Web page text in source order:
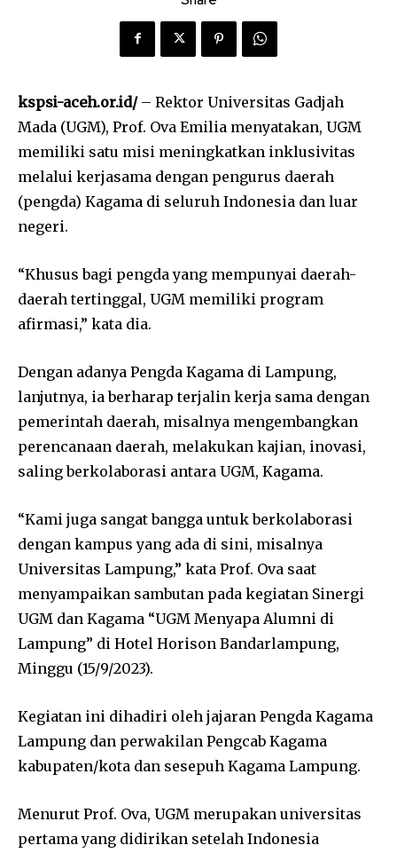
kspsi-aceh.or.id/– Rektor Universitas Gadjah
Mada (UGM), Prof. Ova Emilia menyatakan, UGM
memiliki satu misi meningkatkan inklusivitas
melalui kerjasama dengan pengurus daerah
(pengda) Kagama di seluruh Indonesia dan luar
negeri.
“Khusus bagi pengda yang mempunyai daerah-
daerah tertinggal, UGM memiliki program
afirmasi,” kata dia.
Dengan adanya Pengda Kagama di Lampung,
lanjutnya, ia berharap terjalin kerja sama dengan
pemerintah daerah, misalnya mengembangkan
perencanaan daerah, melakukan kajian, inovasi,
saling berkolaborasi antara UGM, Kagama.
“Kami juga sangat bangga untuk berkolaborasi
dengan kampus yang ada di sini, misalnya
Universitas Lampung,” kata Prof. Ova saat
menyampaikan sambutan pada kegiatan Sinergi
UGM dan Kagama “UGM Menyapa Alumni di
Lampung” di Hotel Horison Bandarlampung,
Minggu (15/9/2023).
Kegiatan ini dihadiri oleh jajaran Pengda Kagama
Lampung dan perwakilan Pengcab Kagama
kabupaten/kota dan sesepuh Kagama Lampung.
Menurut Prof. Ova, UGM merupakan universitas
pertama yang didirikan setelah Indonesia